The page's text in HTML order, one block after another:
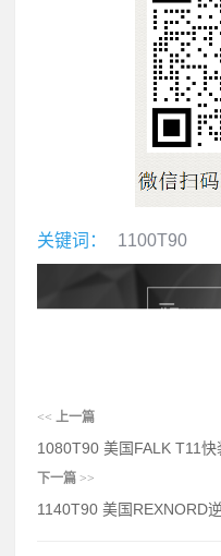
关键词： 1100T90
<< 上一篇
1080T90 美国FALK T11
下一篇 >>
1140T90 美国REXNORD